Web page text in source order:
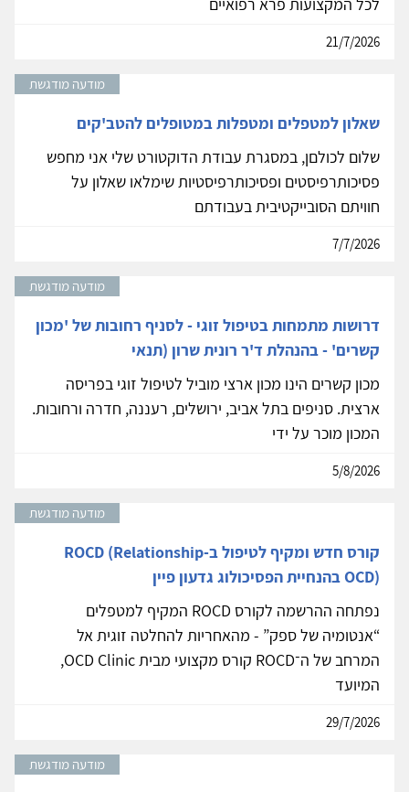
לכל המקצועות פרא רפואיים
21/7/2026
מודעה מודגשת
שאלון למטפלים ומטפלות במטופלים להטב'קים
שלום לכולםן, במסגרת עבודת הדוקטורט שלי אני מחפש
פסיכותרפיסטים ופסיכותרפיסטיות שימלאו שאלון על
חוויתם הסובייקטיבית בעבודתם
7/7/2026
מודעה מודגשת
דרושות מתמחות בטיפול זוגי - לסניף רחובות של 'מכון
קשרים' - בהנהלת ד'ר רונית שרון (תנאי
מכון קשרים הינו מכון ארצי מוביל לטיפול זוגי בפריסה
ארצית. סניפים בתל אביב, ירושלים, רעננה, חדרה ורחובות.
המכון מוכר על ידי
5/8/2026
מודעה מודגשת
קורס חדש ומקיף לטיפול ב-ROCD (Relationship
OCD) בהנחיית הפסיכולוג גדעון פיין
נפתחה ההרשמה לקורס ROCD המקיף למטפלים
“אנטומיה של ספק” - מהאחריות להחלטה זוגית אל
המרחב של ה־ROCD קורס מקצועי מבית OCD Clinic,
המיועד
29/7/2026
מודעה מודגשת